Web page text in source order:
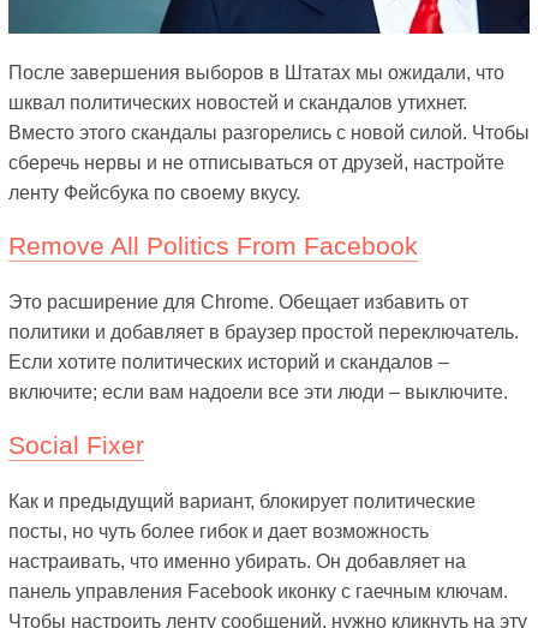
После завершения выборов в Штатах мы ожидали, что
шквал политических новостей и скандалов утихнет.
Вместо этого скандалы разгорелись с новой силой. Чтобы
сберечь нервы и не отписываться от друзей, настройте
ленту Фейсбука по своему вкусу.
Remove All Politics From Facebook
Это расширение для Chrome. Обещает избавить от
политики и добавляет в браузер простой переключатель.
Если хотите политических историй и скандалов –
включите; если вам надоели все эти люди – выключите.
Social Fixer
Как и предыдущий вариант, блокирует политические
посты, но чуть более гибок и дает возможность
настраивать, что именно убирать. Он добавляет на
панель управления Facebook иконку с гаечным ключам.
Чтобы настроить ленту сообщений, нужно кликнуть на эту